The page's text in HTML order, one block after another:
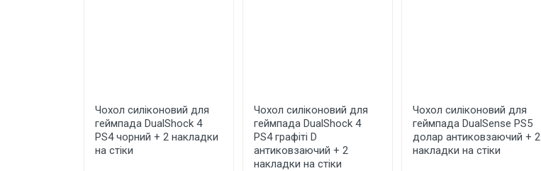
Написати відгук
Чохол силіконовий для
геймпада DualShock 4
PS4 чорний + 2 накладки
на стіки
Чохол силіконовий для
геймпада DualShock 4
PS4 графіті D
антиковзаючий + 2
накладки на стіки
Чохол силіконовий для
геймпада DualSense PS5
долар антиковзаючий + 2
накладки на стіки